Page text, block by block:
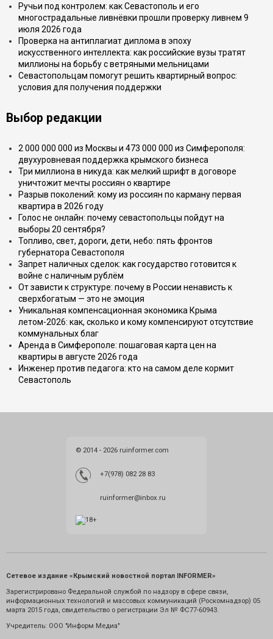
Ручьи под контролем: как Севастополь и его
многострадальные ливнёвки прошли проверку ливнем 9
июля 2026 года
Проверка на антиплагиат диплома в эпоху
искусственного интеллекта: как российские вузы тратят
миллионы на борьбу с ветряными мельницами
Севастопольцам помогут решить квартирный вопрос:
условия для получения поддержки
Выбор редакции
2 000 000 000 из Москвы и 473 000 000 из Симферополя:
двухуровневая поддержка крымского бизнеса
Три миллиона в никуда: как мелкий шрифт в договоре
уничтожит мечты россиян о квартире
Разрыв поколений: кому из россиян по карману первая
квартира в 2026 году
Голос не онлайн: почему севастопольцы пойдут на
выборы 20 сентября?
Топливо, свет, дороги, дети, небо: пять фронтов
губернатора Севастополя
Запрет наличных сделок: как государство готовится к
войне с наличным рублём
От зависти к структуре: почему в России ненависть к
сверхбогатым — это не эмоция
Уникальная компенсационная экономика Крыма
летом-2026: как, сколько и кому компенсируют отсутствие
коммунальных благ
Аренда в Симферополе: пошаговая карта цен на
квартиры в августе 2026 года
Инженер против педагога: кто на самом деле кормит
Севастополь
© 2014 - 2026 ruinformer.com
+7(978) 082 28 83
ruinformer@inbox.ru
Сетевое издание «Крымский новостной портал INFORMER»
Зарегистрировано Федеральной службой по надзору в сфере связи,
информационных технологий и массовых коммуникаций (Роскомнадзор) 05
марта 2015 года, свидетельство о регистрации Эл № ФС77-60943.
Учредитель: ООО "Информ Медиа"